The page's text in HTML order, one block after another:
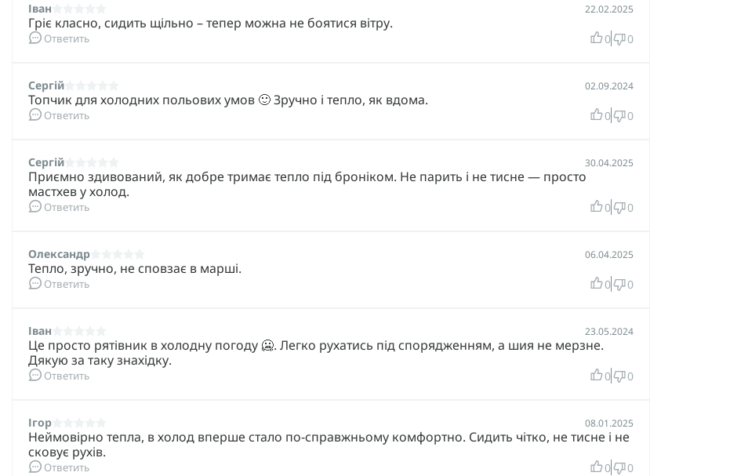
Іван 22.02.2025
Гріє класно, сидить щільно – тепер можна не боятися вітру.
Ответить 0 0
Сергій 02.09.2024
Топчик для холодних польових умов 🙂 Зручно і тепло, як вдома.
Ответить 0 0
Сергій 30.04.2025
Приємно здивований, як добре тримає тепло під броніком. Не парить і не тисне — просто
мастхев у холод.
Ответить 0 0
Олександр 06.04.2025
Тепло, зручно, не сповзає в марші.
Ответить 0 0
Іван 23.05.2024
Це просто рятівник в холодну погоду 🥶. Легко рухатись під спорядженням, а шия не мерзне.
Дякую за таку знахідку.
Ответить 0 0
Ігор 08.01.2025
Неймовірно тепла, в холод вперше стало по-справжньому комфортно. Сидить чітко, не тисне і не
сковує рухів.
Ответить 0 0